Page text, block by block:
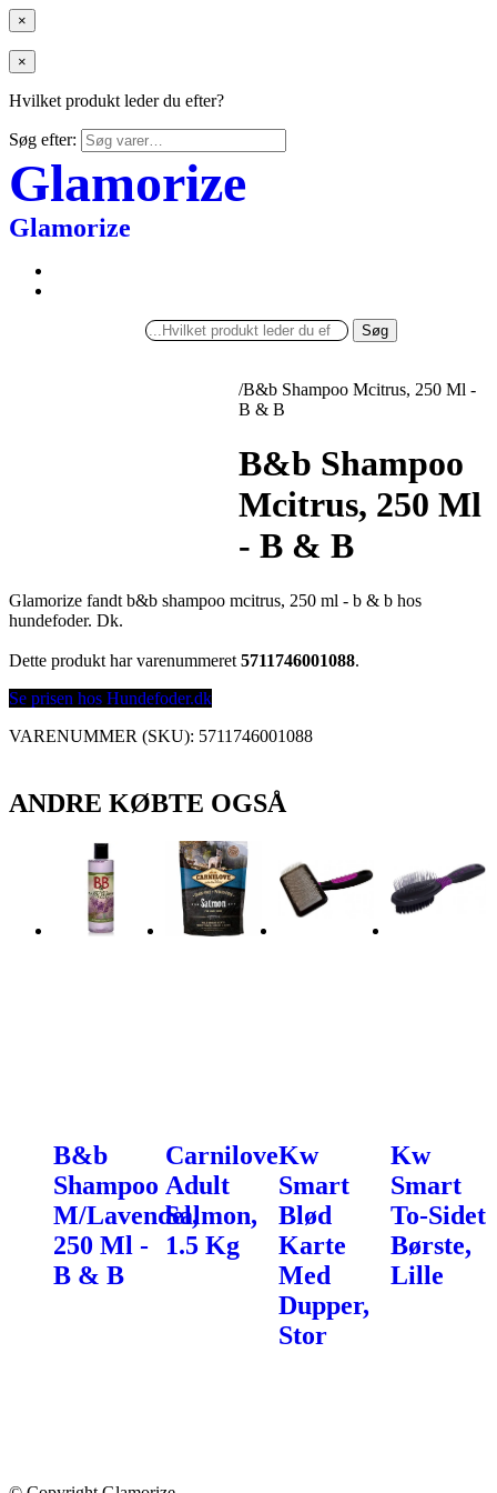
×
×
Hvilket produkt leder du efter?
Søg efter:
Glamorize
Glamorize
Søg
/B&b Shampoo Mcitrus, 250 Ml -
B & B
B&b Shampoo
Mcitrus, 250 Ml
- B & B
Glamorize fandt b&b shampoo mcitrus, 250 ml - b & b hos
hundefoder. Dk.
Dette produkt har varenummeret 5711746001088.
Se prisen hos Hundefoder.dk
VARENUMMER (SKU): 5711746001088
ANDRE KØBTE OGSÅ
B&b
Shampoo
M/Lavendel,
250 Ml -
B & B
Carnilove
Adult
Salmon,
1.5 Kg
Kw
Smart
Blød
Karte
Med
Dupper,
Stor
Kw
Smart
To-Sidet
Børste,
Lille